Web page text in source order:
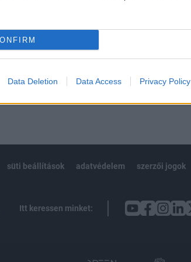
Data Deletion Data Access Privacy Policy
BEJELENTKEZÉS
süti beállítások adatvédelem szerzői jogok
Itt keressen minket: